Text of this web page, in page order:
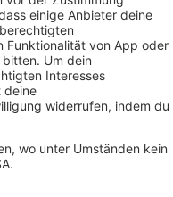
zur Bevölkerung
breit diskutiert. Sein
seine
auch einem